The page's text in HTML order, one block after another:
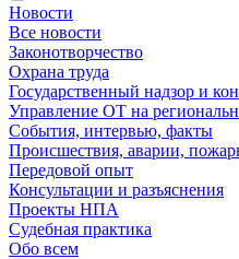
Новости
Все новости
Законотворчество
Охрана труда
Государственный надзор и
Управление ОТ на
События, интервью, факты
Происшествия, аварии,
Передовой опыт
Консультации и разъяснения
Проекты НПА
Судебная практика
Обо всем